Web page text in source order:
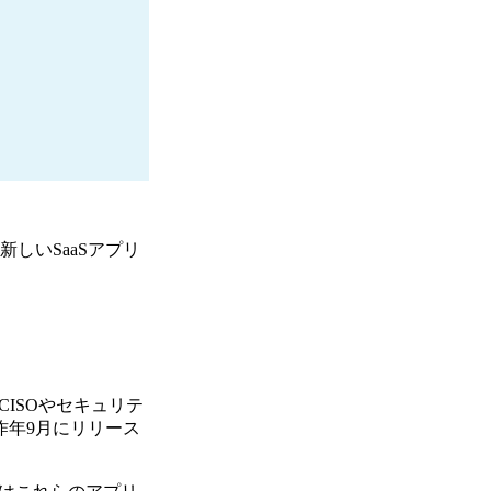
しいSaaSアプリ
やセキュリテ
年9月にリリース